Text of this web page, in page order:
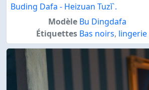
Buding Dafa - Heizuan Tuzǐ`.
Modèle Bu Dingdafa
Étiquettes Bas noirs, lingerie
`[Amélioré par IA] [Bimilstory] Min (민)
Canon" loading="lazy"